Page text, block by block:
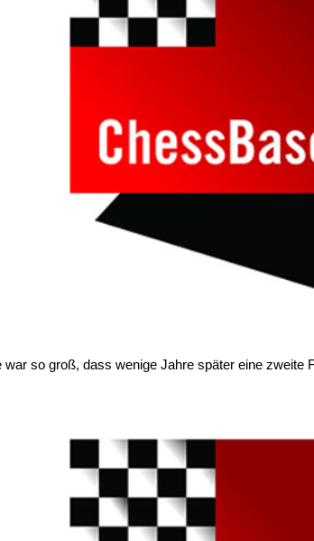
war so groß, dass wenige Jahre später eine zweite